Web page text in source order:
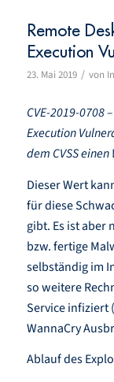
Remote
Execution
23. Mai 2019 / von
CVE-2019-0708
Execution
dem CVSS
Dieser Wert
für diese
gibt. Es ist aber
bzw. fertige
selbständig im
so weitere
Service infiziert
WannaCry
Ablauf des